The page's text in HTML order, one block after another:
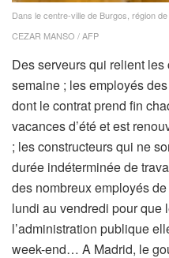
Dans le centre-ville de Burgos, région
CEZAR MANSO / AFP
Des serveurs qui relient
semaine ; les employés
dont le contrat prend fin
vacances d’été et est
; les constructeurs qui ne
durée indéterminée de
des nombreux employés
lundi au vendredi pour que
l’administration publique
week-end… A Madrid, le